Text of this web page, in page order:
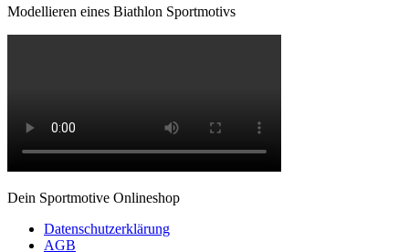
Modellieren eines Biathlon Sportmotivs
Dein Sportmotive Onlineshop
Datenschutzerklärung
AGB